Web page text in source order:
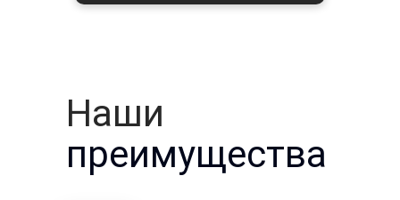
Наши
преимущества